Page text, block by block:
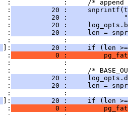
:             :     /* append
:
20 :
:
20 :
:
20 :
:
20 :     len =
:             :
]:
20 :     if (len
:
0 :
:             :
:             :     /*
:
20 :
:
20 :     len =
:             :
]:
20 :     if (len
:
0 :